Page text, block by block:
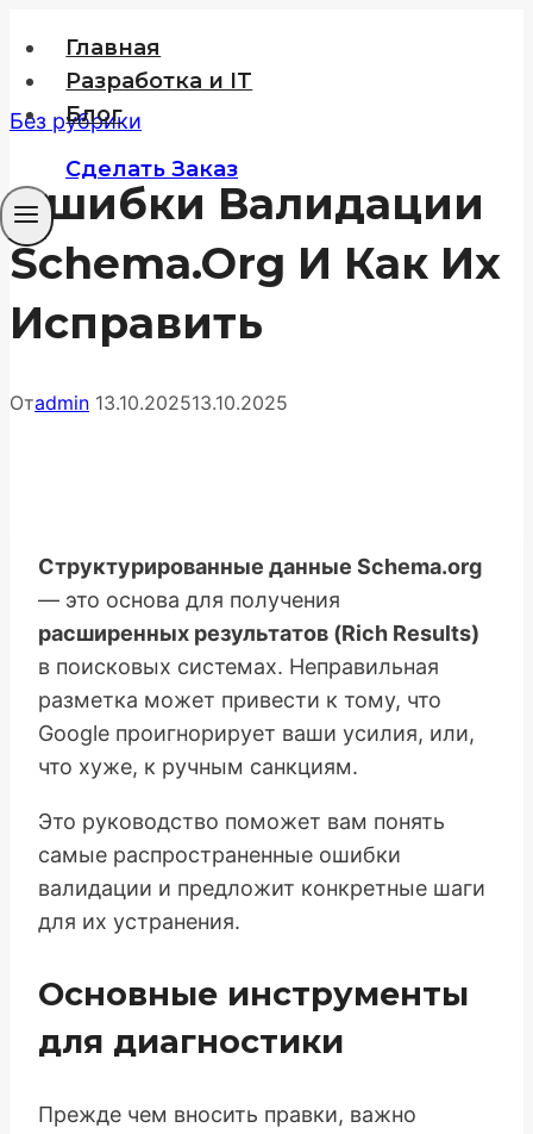
содержимому
Главная
Разработка и IT
Блог
Сделать Заказ
Без рубрики
Ошибки Валидации
Schema.org И Как Их
Исправить
Отadmin 13.10.202513.10.2025
Структурированные данные Schema.org
— это основа для получения
расширенных результатов (Rich Results)
в поисковых системах. Неправильная
разметка может привести к тому, что
Google проигнорирует ваши усилия, или,
что хуже, к ручным санкциям.
Это руководство поможет вам понять
самые распространенные ошибки
валидации и предложит конкретные шаги
для их устранения.
Основные инструменты
для диагностики
Прежде чем вносить правки, важно